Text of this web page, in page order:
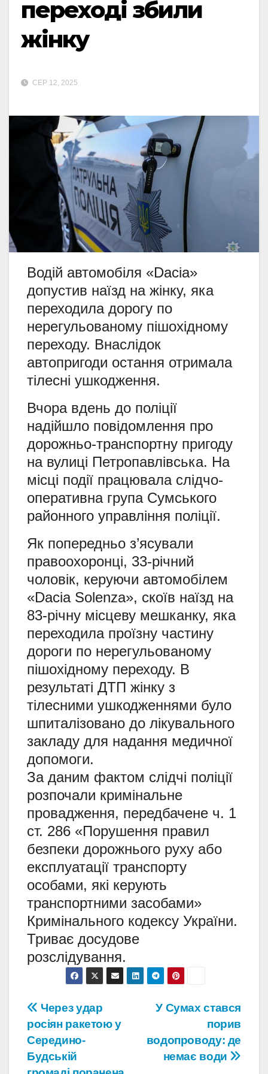
переході збили
жінку
СЕР 12, 2025
Водій автомобіля «Dacia»
допустив наїзд на жінку, яка
переходила дорогу по
нерегульованому пішохідному
переходу. Внаслідок
автопригоди остання отримала
тілесні ушкодження.
Вчора вдень до поліції
надійшло повідомлення про
дорожньо-транспортну пригоду
на вулиці Петропавлівська. На
місці події працювала слідчо-
оперативна група Сумського
районного управління поліції.
Як попередньо з’ясували
правоохоронці, 33-річний
чоловік, керуючи автомобілем
«Dacia Solenza», скоїв наїзд на
83-річну місцеву мешканку, яка
переходила проїзну частину
дороги по нерегульованому
пішохідному переходу. В
результаті ДТП жінку з
тілесними ушкодженнями було
шпиталізовано до лікувального
закладу для надання медичної
допомоги.
За даним фактом слідчі поліції
розпочали кримінальне
провадження, передбачене ч. 1
ст. 286 «Порушення правил
безпеки дорожнього руху або
експлуатації транспорту
особами, які керують
транспортними засобами»
Кримінального кодексу України.
Триває досудове
розслідування.
Навігація
записів
У Сумах стався
порив
водопроводу: де
немає води
Через удар
росіян ракетою у
Середино-
Будській